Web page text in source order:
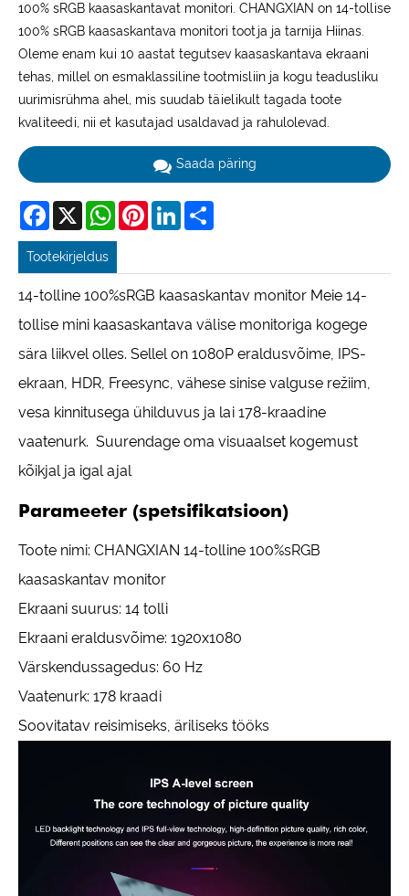
100% sRGB kaasaskantavat monitori. CHANGXIAN on 14-tollise
100% sRGB kaasaskantava monitori tootja ja tarnija Hiinas.
Oleme enam kui 10 aastat tegutsev kaasaskantava ekraani
tehas, millel on esmaklassiline tootmisliin ja kogu teadusliku
uurimisrühma ahel, mis suudab täielikult tagada toote
kvaliteedi, nii et kasutajad usaldavad ja rahulolevad.
Saada päring
Facebook
X WhatsAppPinterestLinkedIn
Tootekirjeldus
14-tolline 100%sRGB kaasaskantav monitor Meie 14-
tollise mini kaasaskantava välise monitoriga kogege
sära liikvel olles. Sellel on 1080P eraldusvõime, IPS-
ekraan, HDR, Freesync, vähese sinise valguse režiim,
vesa kinnitusega ühilduvus ja lai 178-kraadine
vaatenurk. Suurendage oma visuaalset kogemust
kõikjal ja igal ajal
Parameeter (spetsifikatsioon)
Toote nimi: CHANGXIAN 14-tolline 100%sRGB
kaasaskantav monitor
Ekraani suurus: 14 tolli
Ekraani eraldusvõime: 1920x1080
Värskendussagedus: 60 Hz
Vaatenurk: 178 kraadi
Soovitatav reisimiseks, äriliseks tööks